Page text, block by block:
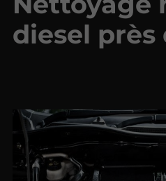
diesel près